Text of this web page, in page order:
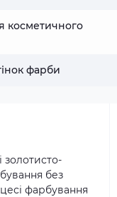
косметичного
фарби
золотисто-
без
фарбування